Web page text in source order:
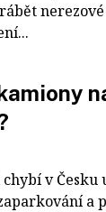
v Česku
a